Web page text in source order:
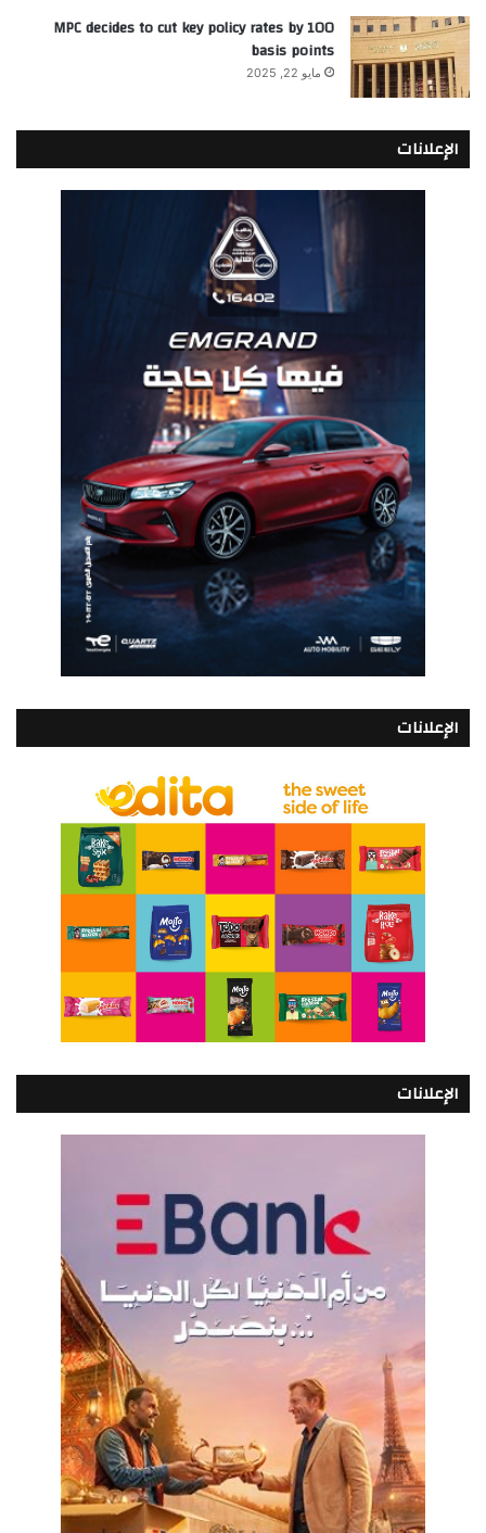
MPC decides to cut key policy rates by 100
basis points
مايو 22, 2025
الإعلانات
الإعلانات
الإعلانات